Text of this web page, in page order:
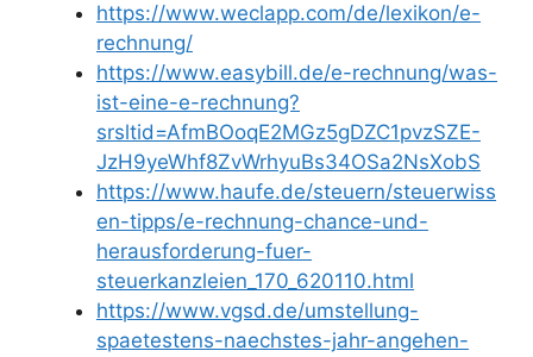
https://www.weclapp.com/de/lexikon/e-
rechnung/
https://www.easybill.de/e-rechnung/was-
ist-eine-e-rechnung?
srsltid=AfmBOoqE2MGz5gDZC1pvzSZE-
JzH9yeWhf8ZvWrhyuBs34OSa2NsXobS
https://www.haufe.de/steuern/steuerwiss
en-tipps/e-rechnung-chance-und-
herausforderung-fuer-
steuerkanzleien_170_620110.html
https://www.vgsd.de/umstellung-
spaetestens-naechstes-jahr-angehen-